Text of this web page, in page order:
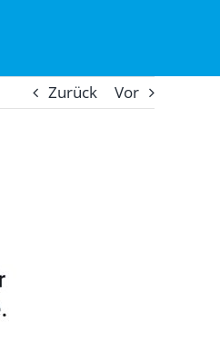
Zurück Vor